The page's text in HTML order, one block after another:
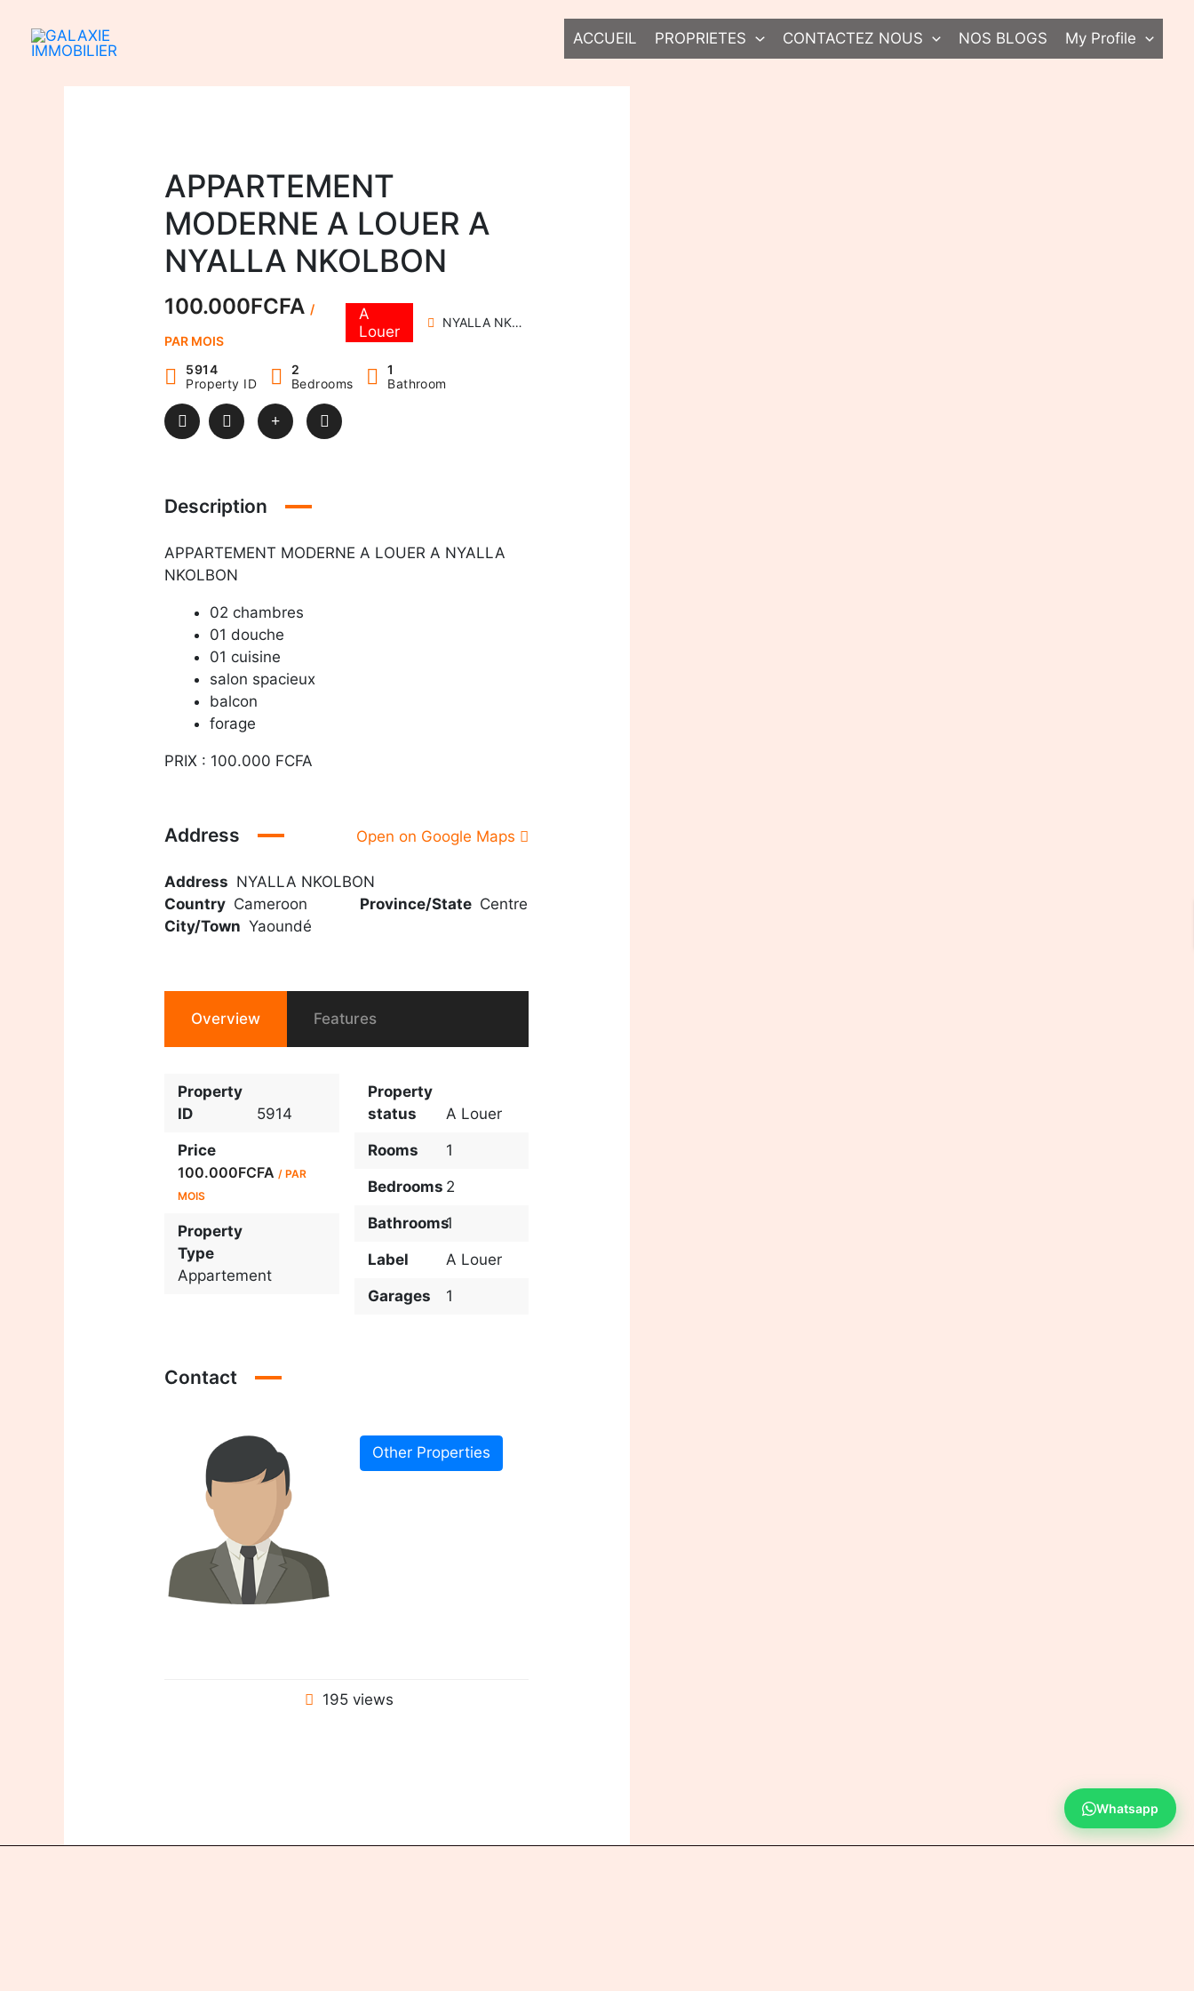
contenu
ACCUEIL PROPRIETES CONTACTEZ NOUS NOS BLOGS My Profile
APPARTEMENT
MODERNE A LOUER A
NYALLA NKOLBON
100.000FCFA /
PAR MOIS
A
Louer
NYALLA NKOLBON
5914
Property ID
2
Bedrooms
1
Bathroom
Description
APPARTEMENT MODERNE A LOUER A NYALLA
NKOLBON
02 chambres
01 douche
01 cuisine
salon spacieux
balcon
forage
PRIX : 100.000 FCFA
Address
Address NYALLA NKOLBON
Country Cameroon Province/State Centre
City/Town Yaoundé
Open on Google Maps
Overview Features
Property
ID
5914
Price
100.000FCFA / PAR
MOIS
Property
Type
Appartement
Property
status
A Louer
Rooms 1
Bedrooms 2
Bathrooms1
Label A Louer
Garages 1
Contact
Other Properties
195 views
Whatsapp